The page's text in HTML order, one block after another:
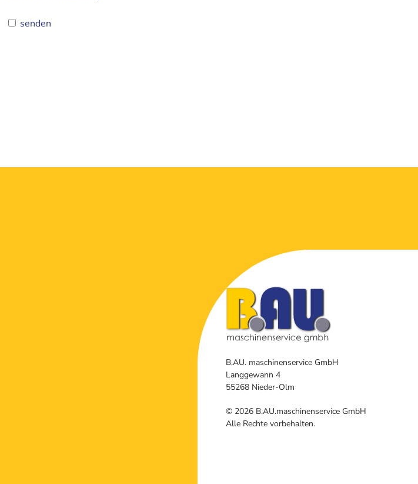
senden
B.AU. maschinenservice GmbH
Langgewann 4
55268 Nieder-Olm
© 2026 B.AU.maschinenservice GmbH
Alle Rechte vorbehalten.